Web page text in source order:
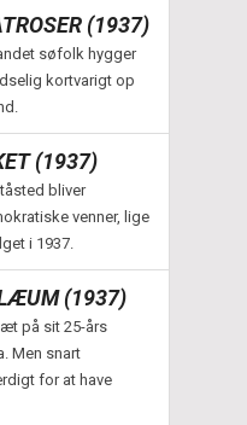
(1937)
søfolk hygger
kortvarigt op
(1937)
bliver
venner, lige
i 1937.
(1937)
på sit 25-års
Men snart
for at have